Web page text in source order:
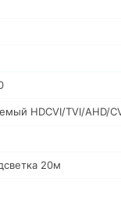
HDCVI/TVI/AHD/
20м